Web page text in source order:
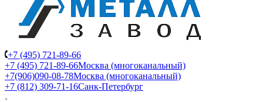
+7 (495) 721-89-66
+7 (495) 721-89-66Москва (многоканальный)
+7(906)090-08-78Москва (многоканальный)
+7 (812) 309-71-16Санк-Петербург